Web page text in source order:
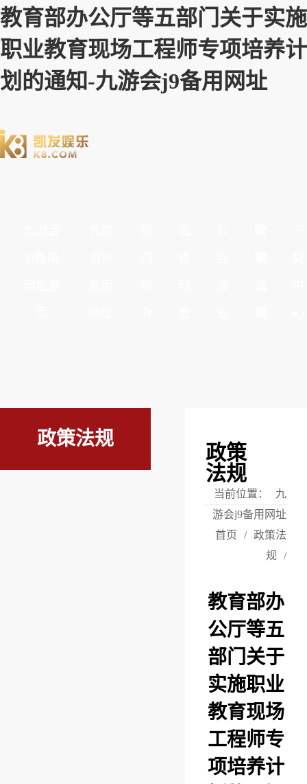
教育部办公厅等五部门关于实施
职业教育现场工程师专项培养计
划的通知-九游会j9备用网址
政策法规
政策
法规
当前位置：
九
游会j9备用网址
首页
/ 政策法
规 /
教育部办
公厅等五
部门关于
实施职业
教育现场
工程师专
项培养计